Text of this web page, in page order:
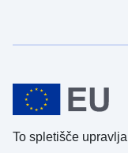
To spletišče upravlja